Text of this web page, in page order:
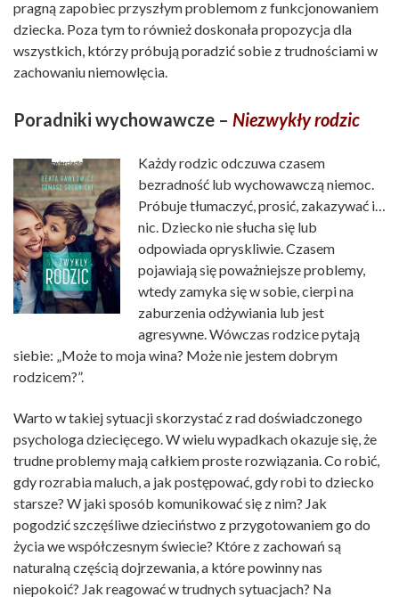
pragną zapobiec przyszłym problemom z funkcjonowaniem
dziecka. Poza tym to również doskonała propozycja dla
wszystkich, którzy próbują poradzić sobie z trudnościami w
zachowaniu niemowlęcia.
Poradniki wychowawcze – Niezwykły rodzic
Każdy rodzic odczuwa czasem
bezradność lub wychowawczą niemoc.
Próbuje tłumaczyć, prosić, zakazywać i…
nic. Dziecko nie słucha się lub
odpowiada opryskliwie. Czasem
pojawiają się poważniejsze problemy,
wtedy zamyka się w sobie, cierpi na
zaburzenia odżywiania lub jest
agresywne. Wówczas rodzice pytają
siebie: „Może to moja wina? Może nie jestem dobrym
rodzicem?”.
Warto w takiej sytuacji skorzystać z rad doświadczonego
psychologa dziecięcego. W wielu wypadkach okazuje się, że
trudne problemy mają całkiem proste rozwiązania. Co robić,
gdy rozrabia maluch, a jak postępować, gdy robi to dziecko
starsze? W jaki sposób komunikować się z nim? Jak
pogodzić szczęśliwe dzieciństwo z przygotowaniem go do
życia we współczesnym świecie? Które z zachowań są
naturalną częścią dojrzewania, a które powinny nas
niepokoić? Jak reagować w trudnych sytuacjach? Na